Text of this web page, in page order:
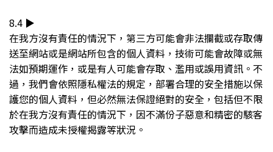
8.4 ▶︎
在我方沒有責任的情況下，第三方可能會非法攔截或存取傳
送至網站或是網站所包含的個人資料，技術可能會故障或無
法如預期運作，或是有人可能會存取、濫用或誤用資訊。不
過，我們會依照隱私權法的規定，部署合理的安全措施以保
護您的個人資料，但必然無法保證絕對的安全，包括但不限
於在我方沒有責任的情況下，因不滿份子惡意和精密的駭客
攻擊而造成未授權揭露等狀況。